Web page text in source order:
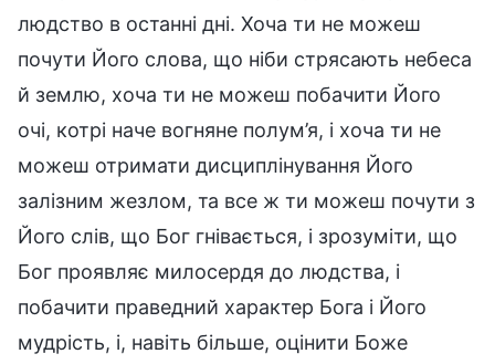
людство в останні дні. Хоча ти не можеш
почути Його слова, що ніби стрясають небеса
й землю, хоча ти не можеш побачити Його
очі, котрі наче вогняне полум’я, і хоча ти не
можеш отримати дисциплінування Його
залізним жезлом, та все ж ти можеш почути з
Його слів, що Бог гнівається, і зрозуміти, що
Бог проявляє милосердя до людства, і
побачити праведний характер Бога і Його
мудрість, і, навіть більше, оцінити Боже